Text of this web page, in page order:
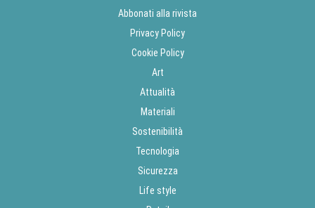
Abbonati alla rivista
Privacy Policy
Cookie Policy
Art
Attualità
Materiali
Sostenibilità
Tecnologia
Sicurezza
Life style